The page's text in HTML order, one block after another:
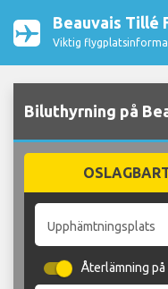
Beauvais Tillé
Viktig
Biluthyrning på
Upphämtningsplats
Återlämning på